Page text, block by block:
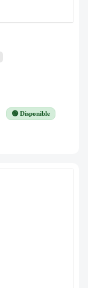
🟢 Disponible